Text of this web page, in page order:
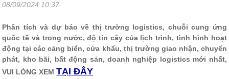
08/09/2024 10:37
Phân tích và dự báo về thị trường logistics, chuỗi cung ứng
quốc tế và trong nước, độ tin cậy của lịch trình, tình hình hoạt
động tại các cảng biển, cửa khẩu, thị trường giao nhận, chuyển
phát, kho bãi, bất động sản, doanh nghiệp logistics mới nhất,
VUI LÒNG XEM TẠI ĐÂY